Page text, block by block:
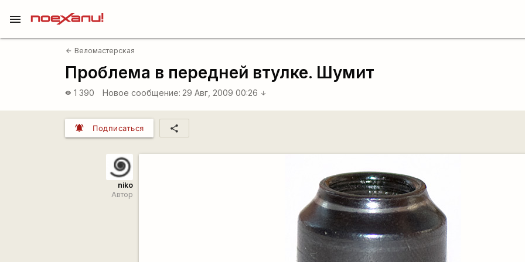
menu
arrow_back Веломастерская
Проблема в передней втулке. Шумит
visibility 1 390 Новое сообщение: 29 Авг, 2009 00:26 arrow_downward
notifications_active Подписаться share
niko
Автор